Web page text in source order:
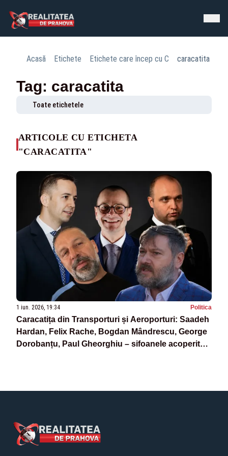
Acasă Etichete Etichete care încep cu C caracatita
Tag: caracatita
Toate etichetele
ARTICOLE CU ETICHETA
"CARACATITA"
1 iun. 2026, 19:34 Politica
Caracatița din Transporturi și Aeroporturi: Saadeh
Hardan, Felix Rache, Bogdan Mândrescu, George
Dorobanțu, Paul Gheorghiu – sifoanele acoperite,